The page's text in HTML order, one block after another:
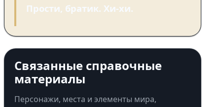
Прости, братик. Хи-хи.
Связанные справочные
материалы
Персонажи, места и элементы мира,